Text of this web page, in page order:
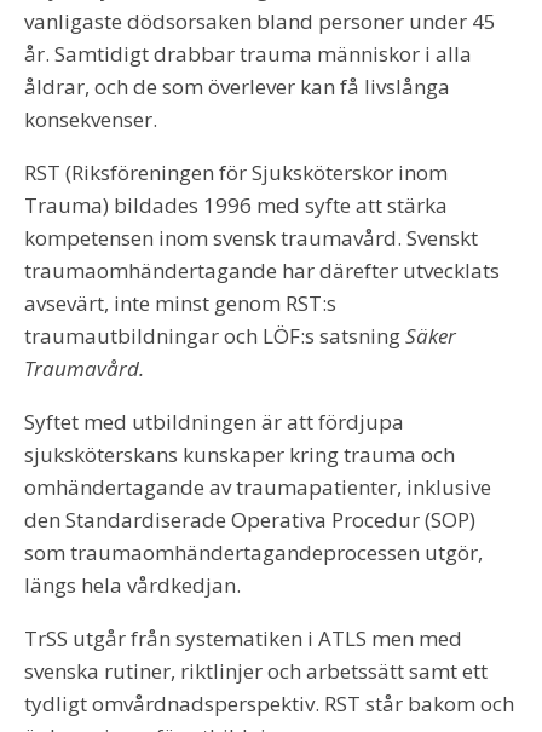
vanligaste dödsorsaken bland personer under 45
år. Samtidigt drabbar trauma människor i alla
åldrar, och de som överlever kan få livslånga
konsekvenser.
RST (Riksföreningen för Sjuksköterskor inom
Trauma) bildades 1996 med syfte att stärka
kompetensen inom svensk traumavård. Svenskt
traumaomhändertagande har därefter utvecklats
avsevärt, inte minst genom RST:s
traumautbildningar och LÖF:s satsningSäker
Traumavård.
Syftet med utbildningen är att fördjupa
sjuksköterskans kunskaper kring trauma och
omhändertagande av traumapatienter, inklusive
den Standardiserade Operativa Procedur (SOP)
som traumaomhändertagandeprocessen utgör,
längs hela vårdkedjan.
TrSS utgår från systematiken i ATLS men med
svenska rutiner, riktlinjer och arbetssätt samt ett
tydligt omvårdnadsperspektiv. RST står bakom och